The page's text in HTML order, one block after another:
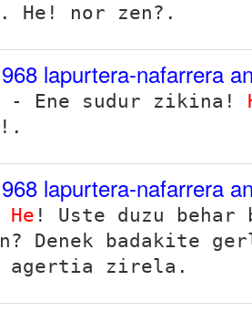
He! nor zen?.
lapurtera-nafarrera
- Ene sudur zikina!
lapurtera-nafarrera
He ! Uste duzu
Denek badakite
agertia zirela.